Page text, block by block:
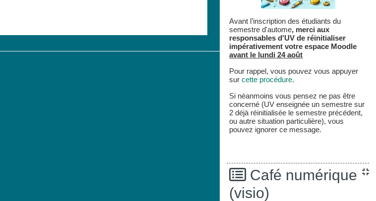
Avant l’inscription des étudiants du
semestre d'autome, merci aux
responsables d'UV de réinitialiser
impérativement votre espace Moodle
avant le lundi 24 août
Pour rappel, vous pouvez vous appuyer
surcette procédure.
Si néanmoins vous pensez ne pas être
concerné (UV enseignée un semestre sur
2 déjà réinitialisée le semestre précédent,
ou autre situation particulière), vous
pouvez ignorer ce message.
Café numérique
(visio)